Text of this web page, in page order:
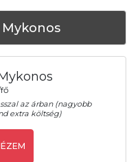
az árban (nagyobb
extra költség)